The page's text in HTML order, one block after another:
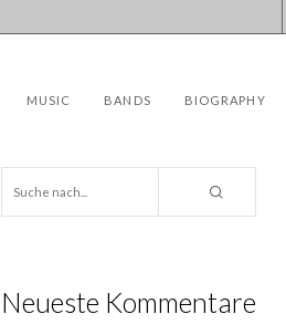
MUSIC BANDS BIOGRAPHY
Neueste Kommentare